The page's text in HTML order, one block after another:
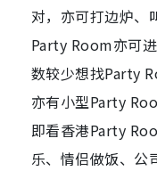
对，亦可打边炉
Party Room亦可
数较少想找Party
亦有小型Party
即看香港Party
乐、情侣做饭、公